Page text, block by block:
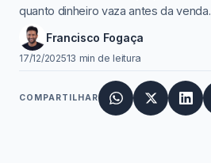
quanto dinheiro vaza antes da venda.
Francisco Fogaça
17/12/202513 min de leitura
COMPARTILHAR